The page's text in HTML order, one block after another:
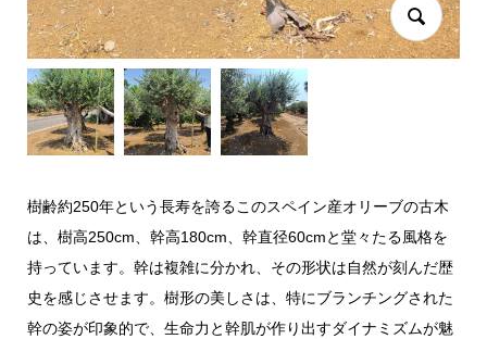
樹齢約250年という長寿を誇るこのスペイン産オリーブの古木
は、樹高250cm、幹高180cm、幹直径60cmと堂々たる風格を
持っています。幹は複雑に分かれ、その形状は自然が刻んだ歴
史を感じさせます。樹形の美しさは、特にブランチングされた
幹の姿が印象的で、生命力と幹肌が作り出すダイナミズムが魅